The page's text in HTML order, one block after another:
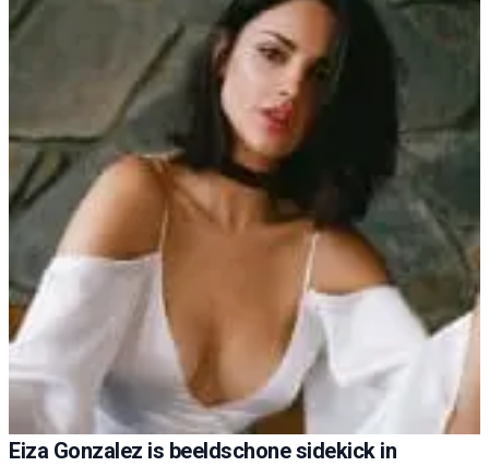
Eiza Gonzalez is beeldschone sidekick in